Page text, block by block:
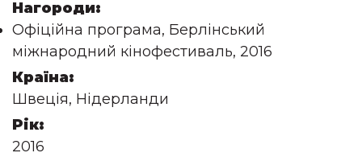
Нагороди:
Офіційна програма, Берлінський
міжнародний кінофестиваль, 2016
Країна:
Швеція, Нідерланди
Рік:
2016